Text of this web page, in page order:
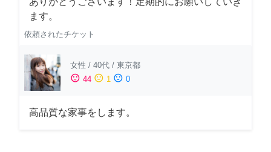
ます。
依頼されたチケット
女性 / 40代 / 東京都
sentiment_satisfied 44 sentiment_neutral 1 sentiment_dissatisfied 0
高品質な家事をします。